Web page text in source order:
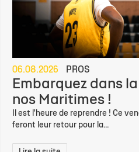
06.08.2026 PROS
Embarquez dans
nos Maritimes !
Il est l'heure de reprendre ! Ce
feront leur retour pour la...